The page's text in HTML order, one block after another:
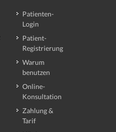
Patienten-
Login
Patient-
Registrierung
Warum
benutzen
Online-
Konsultation
Zahlung &
Tarif